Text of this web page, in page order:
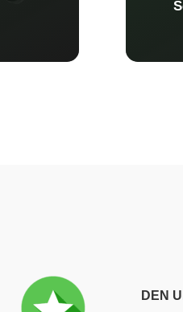
DEN